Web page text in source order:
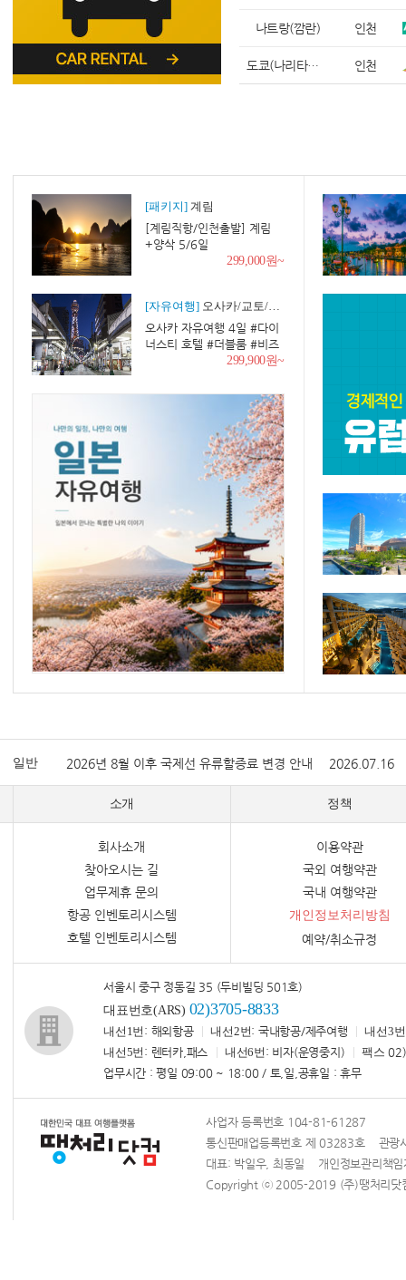
나트랑(깜란) 인천
도쿄(나리타공항) 인천
[패키지] 계림
[계림직항/인천출발] 계림
+양삭 5/6일
299,000원~
[자유여행] 오사카/교토/나라/고베
오사카 자유여행 4일 #다이
너스티 호텔 #더블룸 #비즈
니스호텔 #다니마치큐초메
븐 #도톤보리 도보권
299,900원~
일반 2026년 8월 이후 국제선 유류할증료 변경 안내 2026.07.16
소개
회사소개
찾아오시는 길
업무제휴 문의
항공 인벤토리시스템
호텔 인벤토리시스템
정책
이용약관
국외 여행약관
국내 여행약관
개인정보처리방침
예약/취소규정
서울시 중구 정동길 35 (두비빌딩 501호)
대표번호(ARS) 02)3705-8833
내선1번 : 해외항공 내선2번: 국내항공/제주여행 내선3번
내선5번 : 렌터카,패스 내선6번 : 비자(운영중지) 팩스
업무시간 : 평일 09:00 ~ 18:00 / 토,일,공휴일 : 휴무
사업자 등록번호 104-81-61287
통신판매업등록번호 제 03283호 관광
대표: 박일우, 최동일 개인정보관리책
Copyright ⓒ 2005-2019 (주)땡처리닷